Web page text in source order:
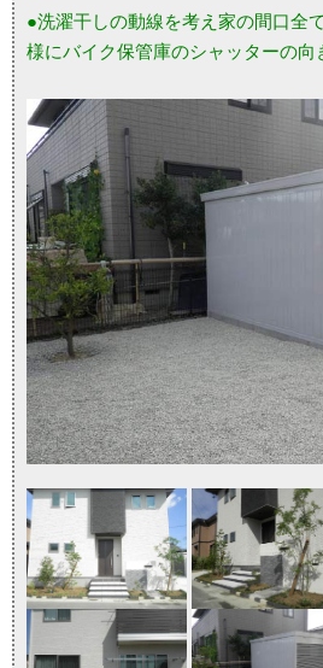
●洗濯干しの動線を考え家の間口全
様にバイク保管庫のシャッターの向